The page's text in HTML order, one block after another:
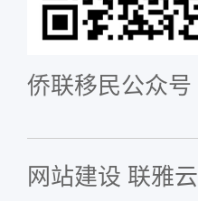
侨联移民公众号
网站建设 联雅云